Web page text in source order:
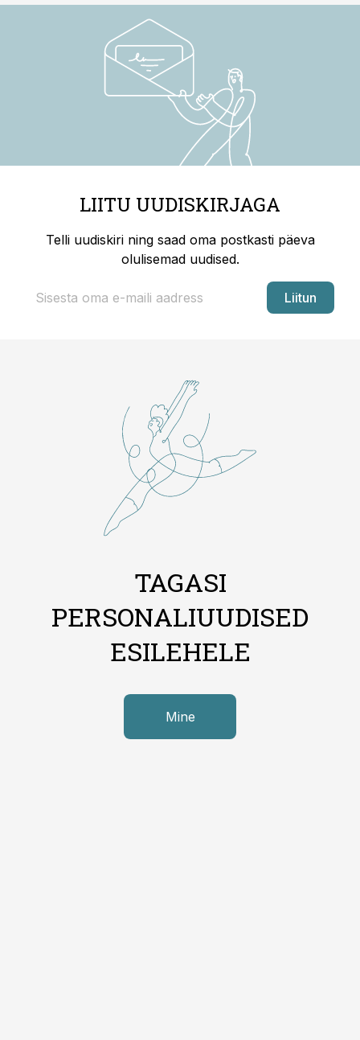
LIITU UUDISKIRJAGA
Telli uudiskiri ning saad oma postkasti päeva
olulisemad uudised.
Liitun
TAGASI
PERSONALIUUDISED
ESILEHELE
Mine